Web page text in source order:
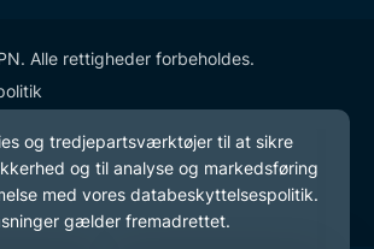
Alle rettigheder forbeholdes.